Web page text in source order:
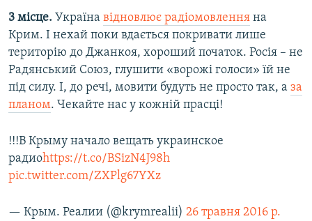
3 місце. Україна відновлює радіомовлення на
Крим. І нехай поки вдається покривати лише
територію до Джанкоя, хороший початок. Росія – не
Радянський Союз, глушити «ворожі голоси» їй не
під силу. І, до речі, мовити будуть не просто так, а за
планом. Чекайте нас у кожній прасці!
!!!В Крыму начало вещать украинское
радиоhttps://t.co/BSizN4J98h
pic.twitter.com/ZXPlg67YXz
— Крым. Реалии (@krymrealii) 26 травня 2016 р.